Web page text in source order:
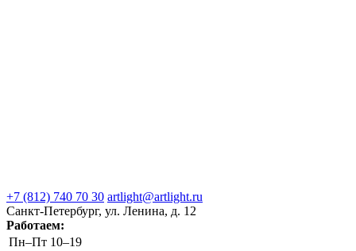
+7 (812) 740 70 30 artlight@artlight.ru
Санкт-Петербург, ул. Ленина, д. 12
Работаем:
Пн–Пт 10–19